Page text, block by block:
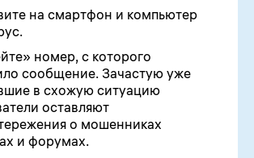
на смартфон и компьютер
номер, с которого
сообщение. Зачастую уже
в схожую ситуацию
оставляют
о мошенниках
и форумах.